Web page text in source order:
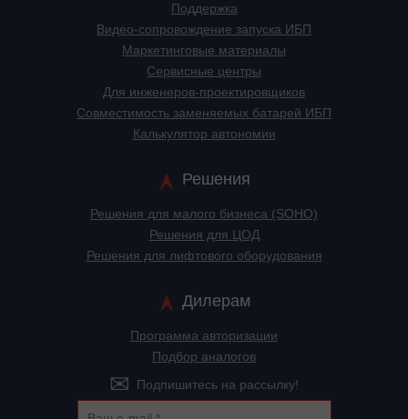
Поддержка
Видео-сопровождение запуска ИБП
Маркетинговые материалы
Сервисные центры
Для инженеров-проектировщиков
Cовместимость заменяемых батарей ИБП
Калькулятор автономии
Решения
Решения для малого бизнеса (SOHO)
Решения для ЦОД
Решения для лифтового оборудования
Дилерам
Программа авторизации
Подбор аналогов
Подпишитесь на рассылку!